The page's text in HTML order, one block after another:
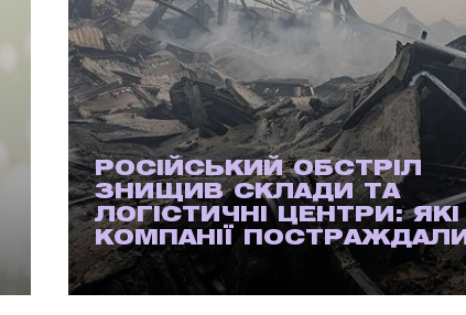
РОСІЙСЬКИЙ ОБСТРІЛ
ЗНИЩИВ СКЛАДИ ТА
ЛОГІСТИЧНІ ЦЕНТРИ: ЯКІ
КОМПАНІЇ ПОСТРАЖДАЛИ